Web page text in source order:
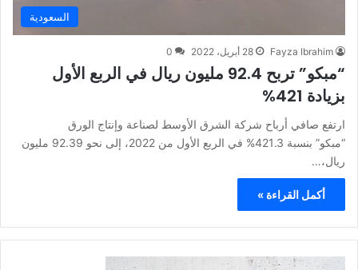
السعودية
Fayza Ibrahim 28 أبريل، 2022 0
“مبكو” تربح 92.4 مليون ريال في الربع الأول
بزيادة 421%
ارتفع صافي أرباح شركة الشرق الأوسط لصناعة وإنتاج الورق
“مبكو” بنسبة 421.3% في الربع الأول من 2022، إلى نحو 92.39 مليون
ريال،…
أكمل القراءة »